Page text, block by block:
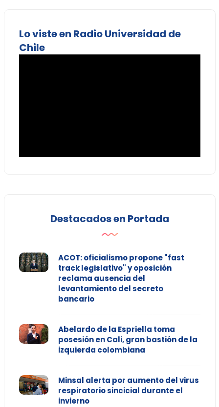
Lo viste en Radio Universidad de
Chile
Destacados en Portada
ACOT: oficialismo propone "fast
track legislativo" y oposición
reclama ausencia del
levantamiento del secreto
bancario
Abelardo de la Espriella toma
posesión en Cali, gran bastión de la
izquierda colombiana
Minsal alerta por aumento del virus
respiratorio sincicial durante el
invierno